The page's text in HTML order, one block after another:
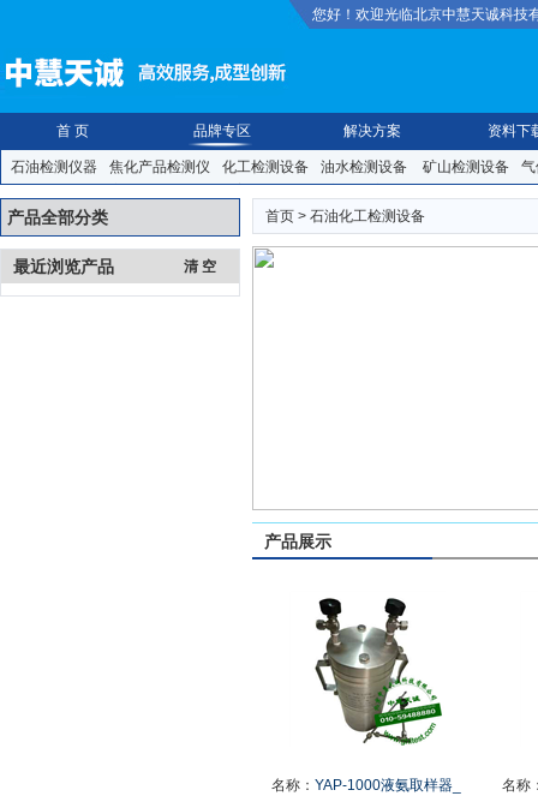
您好！欢迎光临北京中慧天诚科技
首 页 品牌专区 解决方案 资料下
石油检测仪器 焦化产品检测仪 化工检测设备 油水检测设备 矿山检测设备
产品全部分类
最近浏览产品 清 空
首页 > 石油化工检测设备
产品展示
名称： YAP-1000液氨取样器_
名称